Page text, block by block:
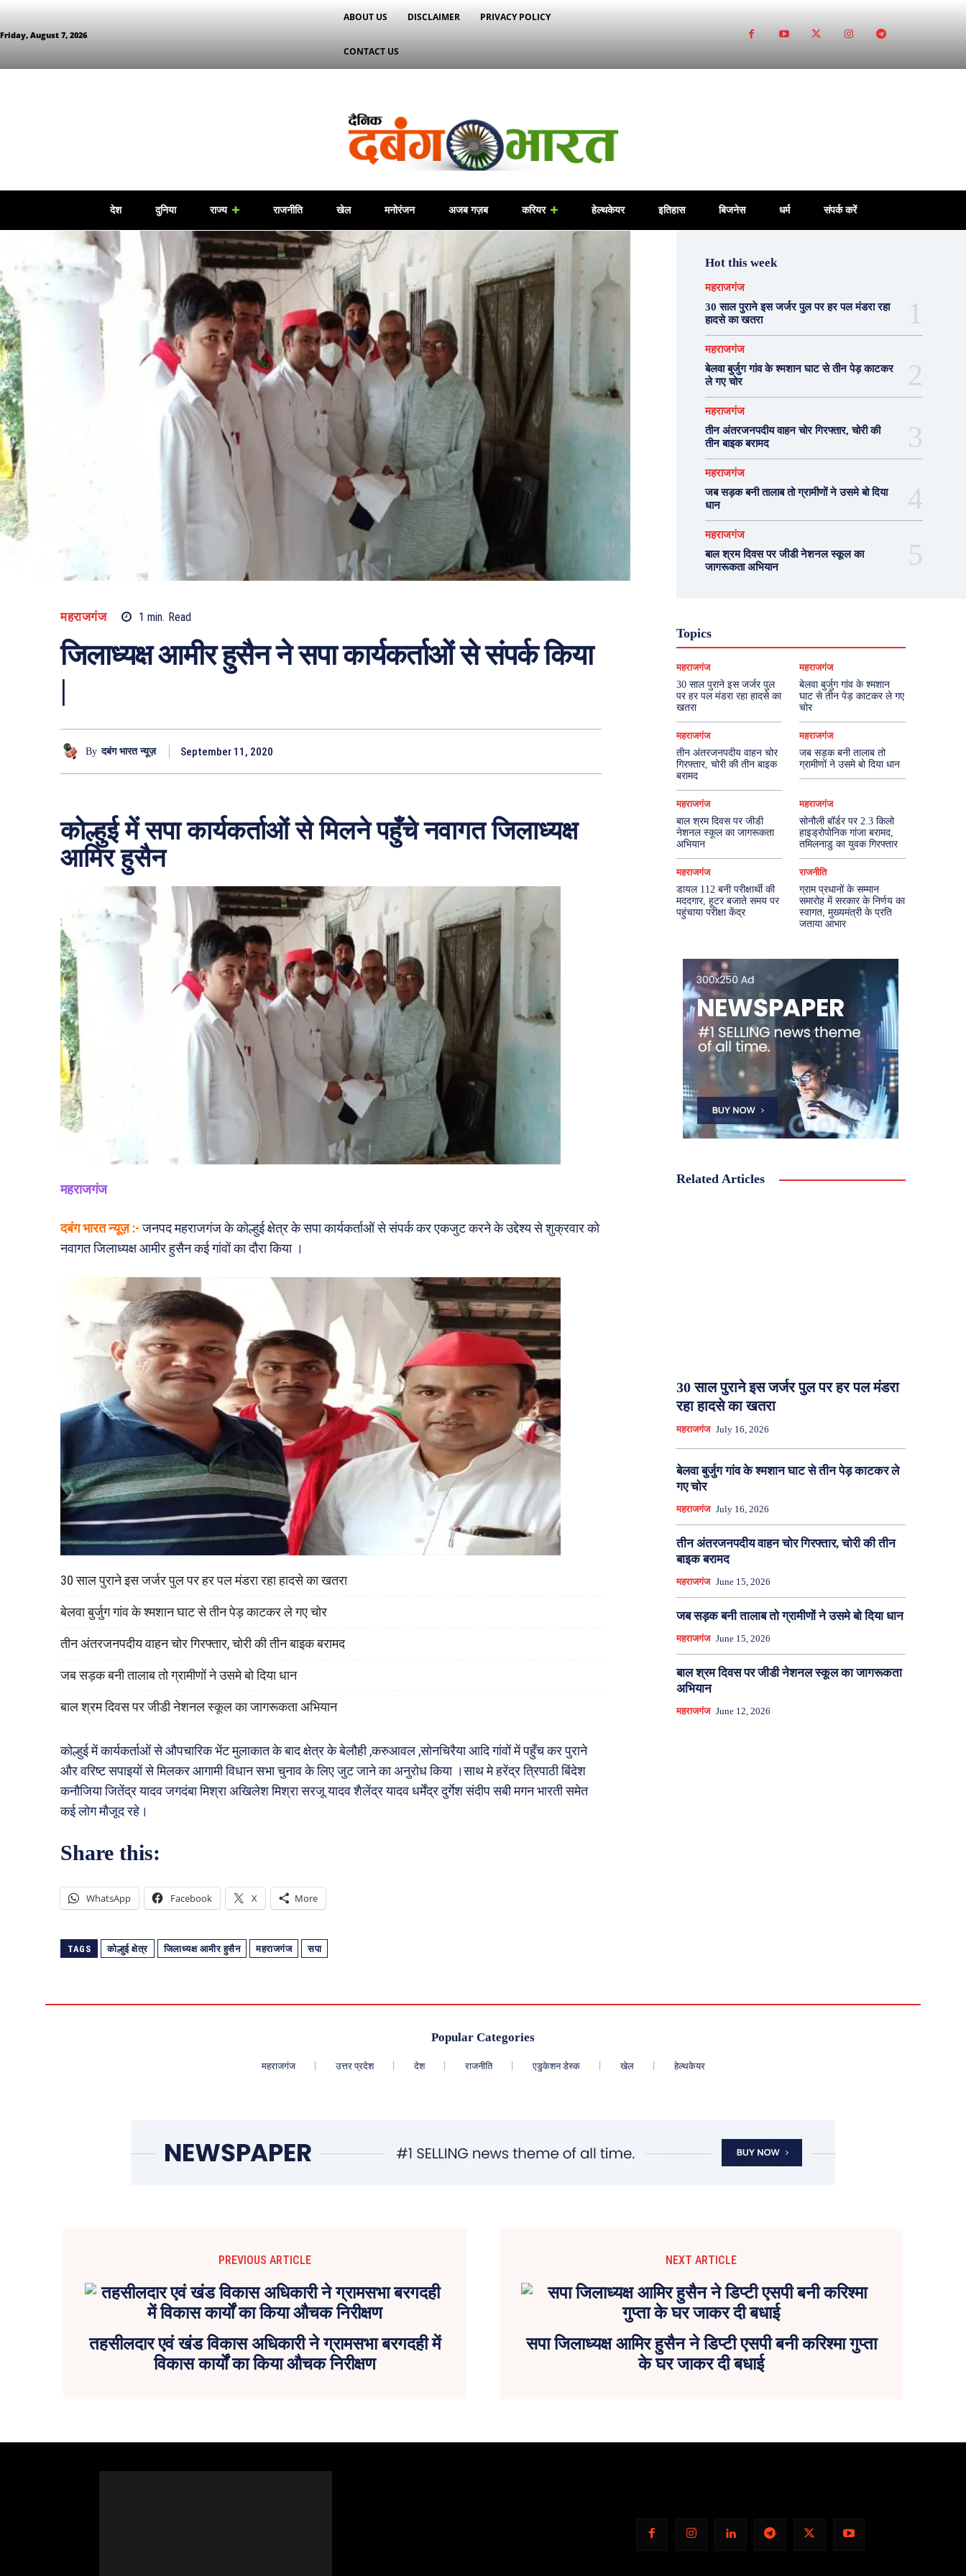
Friday, August 7, 2026
ABOUT US DISCLAIMER PRIVACY POLICY
CONTACT US
देश दुनिया राज्य राजनीति खेल मनोरंजन अजब गज़ब करियर हेल्थकेयर इतिहास बिजनेस धर्म संपर्क करें
महराजगंज 1 min. Read
जिलाध्यक्ष आमीर हुसैन ने सपा कार्यकर्ताओं से संपर्क किया
|
By दबंग भारत न्यूज़ September 11, 2020
कोल्हुई में सपा कार्यकर्ताओं से मिलने पहुँचे नवागत जिलाध्यक्ष
आमिर हुसैन
महराजगंज
दबंग भारत न्यूज़ :-जनपद महराजगंज के कोल्हुई क्षेत्र के सपा कार्यकर्ताओं से संपर्क कर एकजुट करने के उद्देश्य से शुक्रवार को
नवागत जिलाध्यक्ष आमीर हुसैन कई गांवों का दौरा किया ।
30 साल पुराने इस जर्जर पुल पर हर पल मंडरा रहा हादसे का खतरा
बेलवा बुर्जुग गांव के श्मशान घाट से तीन पेड़ काटकर ले गए चोर
तीन अंतरजनपदीय वाहन चोर गिरफ्तार, चोरी की तीन बाइक बरामद
जब सड़क बनी तालाब तो ग्रामीणों ने उसमे बो दिया धान
बाल श्रम दिवस पर जीडी नेशनल स्कूल का जागरूकता अभियान
कोल्हुई में कार्यकर्ताओं से औपचारिक भेंट मुलाकात के बाद क्षेत्र के बेलौही ,करुआवल ,सोनचिरैया आदि गांवों में पहुँच कर पुराने
और वरिष्ट सपाइयों से मिलकर आगामी विधान सभा चुनाव के लिए जुट जाने का अनुरोध किया ।साथ मे हरेंद्र त्रिपाठी बिंदेश
कनौजिया जितेंद्र यादव जगदंबा मिश्रा अखिलेश मिश्रा सरजू यादव शैलेंद्र यादव धर्मेंद्र दुर्गेश संदीप सबी मगन भारती समेत
कई लोग मौजूद रहे।
Share this:
WhatsApp Facebook X More
TAGS कोल्हुई क्षेत्र जिलाध्यक्ष आमीर हुसैन महराजगंज सपा
Hot this week
महराजगंज
30 साल पुराने इस जर्जर पुल पर हर पल मंडरा रहा
हादसे का खतरा
महराजगंज
बेलवा बुर्जुग गांव के श्मशान घाट से तीन पेड़ काटकर
ले गए चोर
महराजगंज
तीन अंतरजनपदीय वाहन चोर गिरफ्तार, चोरी की
तीन बाइक बरामद
महराजगंज
जब सड़क बनी तालाब तो ग्रामीणों ने उसमे बो दिया
धान
महराजगंज
बाल श्रम दिवस पर जीडी नेशनल स्कूल का
जागरूकता अभियान
Topics
महराजगंज
30 साल पुराने इस जर्जर पुल
पर हर पल मंडरा रहा हादसे का
खतरा
महराजगंज
बेलवा बुर्जुग गांव के श्मशान
घाट से तीन पेड़ काटकर ले गए
चोर
महराजगंज
तीन अंतरजनपदीय वाहन चोर
गिरफ्तार, चोरी की तीन बाइक
बरामद
महराजगंज
जब सड़क बनी तालाब तो
ग्रामीणों ने उसमे बो दिया धान
महराजगंज
बाल श्रम दिवस पर जीडी
नेशनल स्कूल का जागरूकता
अभियान
महराजगंज
सोनौली बॉर्डर पर 2.3 किलो
हाइड्रोपोनिक गांजा बरामद,
तमिलनाडु का युवक गिरफ्तार
महराजगंज
डायल 112 बनी परीक्षार्थी की
मददगार, हूटर बजाते समय पर
पहुंचाया परीक्षा केंद्र
राजनीति
ग्राम प्रधानों के सम्मान
समारोह में सरकार के निर्णय का
स्वागत, मुख्यमंत्री के प्रति
जताया आभार
Related Articles
30 साल पुराने इस जर्जर पुल पर हर पल मंडरा
रहा हादसे का खतरा
महराजगंज July 16, 2026
बेलवा बुर्जुग गांव के श्मशान घाट से तीन पेड़ काटकर ले
गए चोर
महराजगंज July 16, 2026
तीन अंतरजनपदीय वाहन चोर गिरफ्तार, चोरी की तीन
बाइक बरामद
महराजगंज June 15, 2026
जब सड़क बनी तालाब तो ग्रामीणों ने उसमे बो दिया धान
महराजगंज June 15, 2026
बाल श्रम दिवस पर जीडी नेशनल स्कूल का जागरूकता
अभियान
महराजगंज June 12, 2026
Popular Categories
महराजगंज उत्तर प्रदेश देश राजनीति एडुकेशन डेस्क खेल हेल्थकेयर
PREVIOUS ARTICLE
तहसीलदार एवं खंड विकास अधिकारी ने ग्रामसभा बरगदही में
विकास कार्यों का किया औचक निरीक्षण
NEXT ARTICLE
सपा जिलाध्यक्ष आमिर हुसैन ने डिप्टी एसपी बनी करिश्मा गुप्ता
के घर जाकर दी बधाई